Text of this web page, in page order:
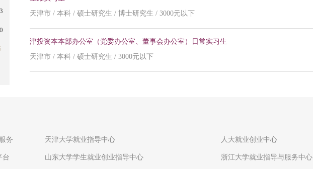
天津市 / 本科 / 硕士研究生 / 博士研究生 / 3000元以下
津投资本本部办公室（党委办公室、董事会办公室）日常实习生
天津市 / 本科 / 硕士研究生 / 3000元以下
务
台
天津大学就业指导中心
山东大学学生就业创业指导中心
人大就业创业中心
浙江大学就业指导与服务中心